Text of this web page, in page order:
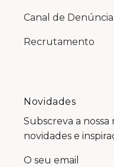
Canal de Denúncia
Recrutamento
Novidades
Subscreva a
novidades e
O seu email